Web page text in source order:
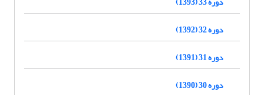
دوره 32 (1392)
دوره 31 (1391)
دوره 30 (1390)